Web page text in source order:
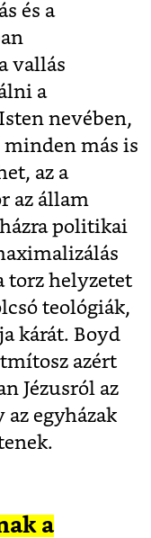
és a
vallás
a
nevében,
minden más is
az a
az állam
politikai
torz helyzetet
teológiák,
kárát. Boyd
azért
Jézusról az
az egyházak
a